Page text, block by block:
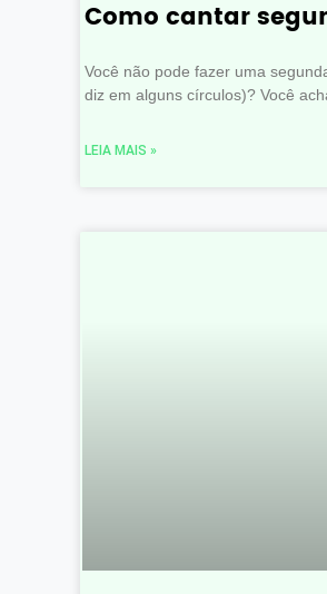
Como cantar
Você não pode fazer uma
diz em alguns círculos)? Você
LEIA MAIS »